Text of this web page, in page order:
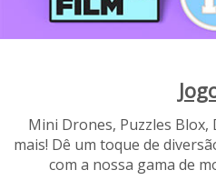
Mini Drones, Puzzles Blox,
mais! Dê um toque de
com a nossa gama de